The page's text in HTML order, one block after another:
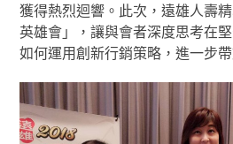
獲得熱烈迴響。此次，遠雄人壽
英雄會」，讓與會者深度思考在
如何運用創新行銷策略，進一步